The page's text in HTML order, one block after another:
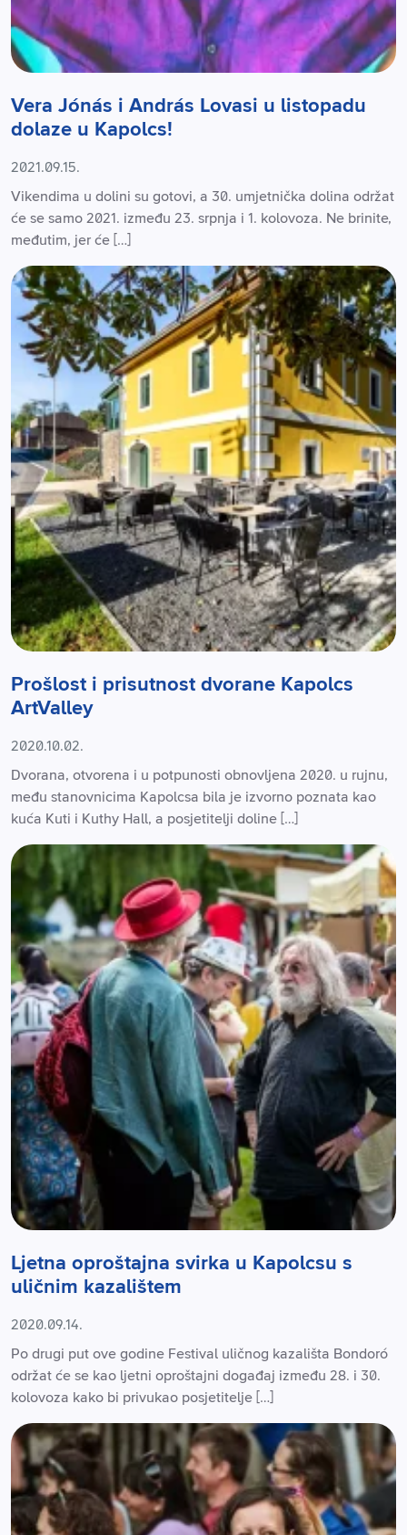
Vera Jónás i András Lovasi u listopadu
dolaze u Kapolcs!
2021.09.15.
Vikendima u dolini su gotovi, a 30. umjetnička dolina održat
će se samo 2021. između 23. srpnja i 1. kolovoza. Ne brinite,
međutim, jer će […]
Prošlost i prisutnost dvorane Kapolcs
ArtValley
2020.10.02.
Dvorana, otvorena i u potpunosti obnovljena 2020. u rujnu,
među stanovnicima Kapolcsa bila je izvorno poznata kao
kuća Kuti i Kuthy Hall, a posjetitelji doline […]
Ljetna oproštajna svirka u Kapolcsu s
uličnim kazalištem
2020.09.14.
Po drugi put ove godine Festival uličnog kazališta Bondoró
održat će se kao ljetni oproštajni događaj između 28. i 30.
kolovoza kako bi privukao posjetitelje […]